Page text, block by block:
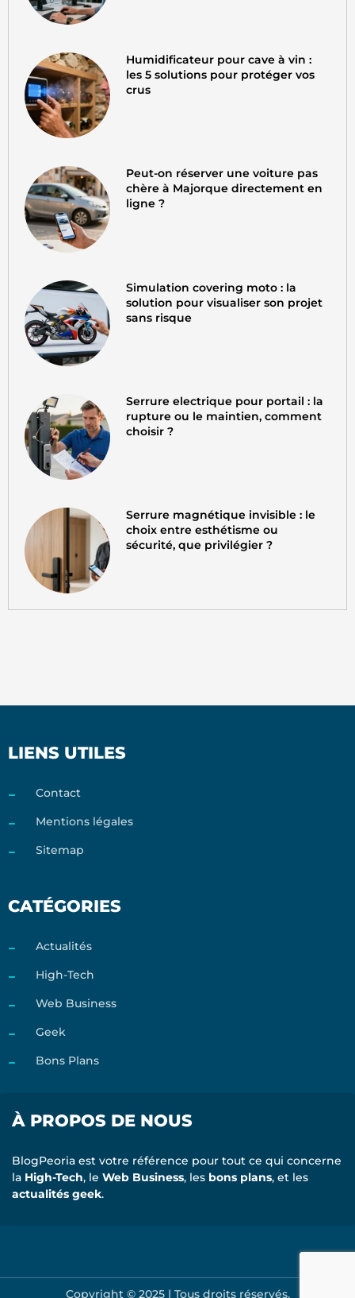
Humidificateur pour cave à vin :
les 5 solutions pour protéger vos
crus
Peut-on réserver une voiture pas
chère à Majorque directement en
ligne ?
Simulation covering moto : la
solution pour visualiser son projet
sans risque
Serrure electrique pour portail : la
rupture ou le maintien, comment
choisir ?
Serrure magnétique invisible : le
choix entre esthétisme ou
sécurité, que privilégier ?
LIENS UTILES
Contact
Mentions légales
Sitemap
CATÉGORIES
Actualités
High-Tech
Web Business
Geek
Bons Plans
À PROPOS DE NOUS
BlogPeoria est votre référence pour tout ce qui concerne
la High-Tech, le Web Business, les bons plans, et les
actualités geek.
Copyright © 2025 | Tous droits réservés.